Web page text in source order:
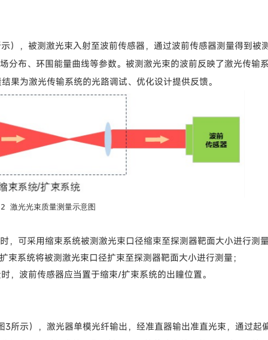
），被测激光束入射至波前传感器，通过波前传感器测量得到被
分布、环围能量曲线等参数。被测激光束的波前反映了激光传输
果为激光传输系统的光路调试、优化设计提供反馈。
激光光束质量测量示意图
，可采用缩束系统被测激光束口径缩束至探测器靶面大小进行测
系统将被测激光束口径扩束至探测器靶面大小进行测量；
，波前传感器应当置于缩束/扩束系统的出瞳位置。
所示），激光器单模光纤输出，经准直器输出准直光束，通过起偏